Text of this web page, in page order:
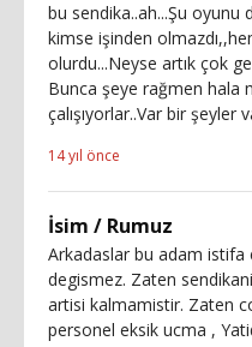
bu sendika..ah...Şu oyunu
kimse işinden
olurdu...Neyse artık çok
Bunca şeye rağmen hala
çalışıyorlar..Var bir şeyler
14 yıl önce
İsim / Rumuz
Arkadaslar bu adam
degismez. Zaten
artisi kalmamistir. Zaten
personel eksik ucma ,